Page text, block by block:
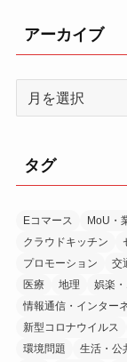
アーカイブ
ブ
タグ
Eコマース MoU・
クラウドキッチン
プロモーション
交
医療
地理 娯楽
情報通信・インター
新型コロナウイルス
環境問題
生活・公